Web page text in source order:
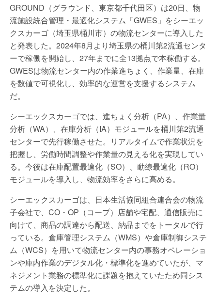
GROUND（グラウンド、東京都千代田区）は20日、物
流施設統合管理・最適化システム「GWES」をシーエッ
クスカーゴ（埼玉県桶川市）の物流センターに導入した
と発表した。2024年8月より埼玉県の桶川第2流通センタ
ーで稼働を開始し、27年までに全13拠点で本稼働する。
GWESは物流センター内の作業進ちょく、作業量、在庫
を数値で可視化し、効率的な運営を支援するシステム
だ。
シーエックスカーゴでは、進ちょく分析（PA）、作業量
分析（WA）、在庫分析（IA）モジュールを桶川第2流通
センターで先行稼働させた。リアルタイムで作業状況を
把握し、労働時間調整や作業量の見える化を実現してい
る。今後は在庫配置最適化（SO）、動線最適化（RO）
モジュールを導入し、物流効率をさらに高める。
シーエックスカーゴは、日本生活協同組合連合会の物流
子会社で、CO・OP（コープ）店舗や宅配、通信販売に
向けて、商品の調達から配送、納品までをトータルで行
っている。倉庫管理システム（WMS）や倉庫制御システ
ム（WCS）を用いて物流センター内の事務オペレーショ
ンや庫内作業のデジタル化・標準化を進めていたが、マ
ネジメント業務の標準化に課題を抱えていたため同シス
テムの導入を決定した。